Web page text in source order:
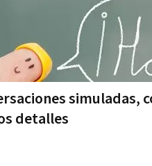
simuladas,
detalles